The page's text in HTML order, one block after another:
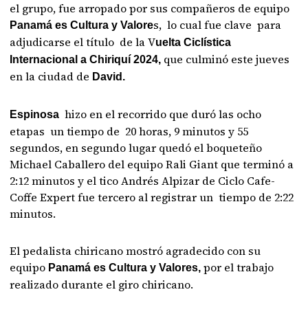
el grupo, fue arropado por sus compañeros de equipo
Panamá es Cultura y Valores, lo cual fue clave para
adjudicarse el título de la Vuelta Ciclística
Internacional a Chiriquí 2024, que culminó este jueves
en la ciudad de David.
Espinosa hizo en el recorrido que duró las ocho
etapas un tiempo de 20 horas, 9 minutos y 55
segundos, en segundo lugar quedó el boqueteño
Michael Caballero del equipo Rali Giant que terminó a
2:12 minutos y el tico Andrés Alpizar de Ciclo Cafe-
Coffe Expert fue tercero al registrar un tiempo de 2:22
minutos.
El pedalista chiricano mostró agradecido con su
equipo Panamá es Cultura y Valores, por el trabajo
realizado durante el giro chiricano.